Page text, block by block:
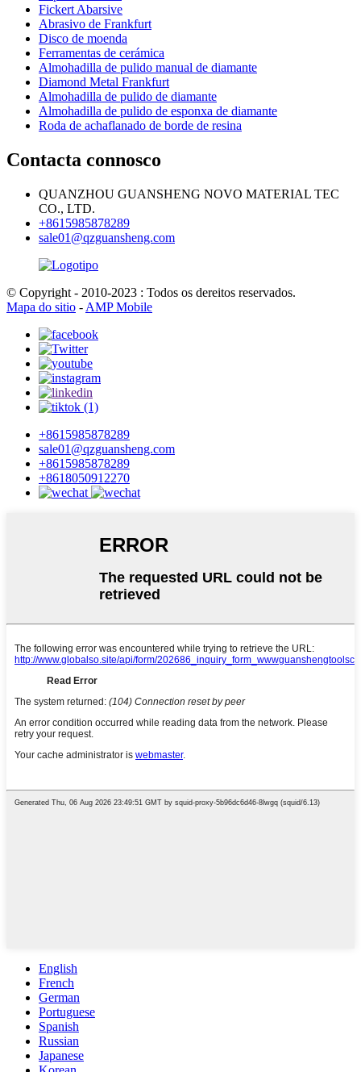
Fickert Abarsive
Abrasivo de Frankfurt
Disco de moenda
Ferramentas de cerámica
Almohadilla de pulido manual de diamante
Diamond Metal Frankfurt
Almohadilla de pulido de diamante
Almohadilla de pulido de esponxa de diamante
Roda de achaflanado de borde de resina
Contacta connosco
QUANZHOU GUANSHENG NOVO MATERIAL TEC
CO., LTD.
+8615985878289
sale01@qzguansheng.com
© Copyright - 2010-2023 : Todos os dereitos reservados.
Mapa do sitio - AMP Mobile
+8615985878289
sale01@qzguansheng.com
+8615985878289
+8618050912270
English
French
German
Portuguese
Spanish
Russian
Japanese